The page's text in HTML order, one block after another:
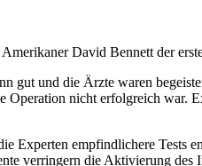
David Bennett der
gut und die Ärzte waren
Operation nicht erfolgreich war.
Experten empfindlichere Tests
verringern die Aktivierung des